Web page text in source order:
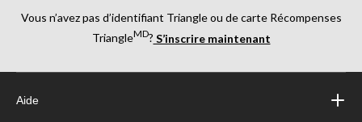
Vous n’avez pas d’identifiant Triangle ou de carte Récompenses
TriangleMD? S’inscrire maintenant
Aide